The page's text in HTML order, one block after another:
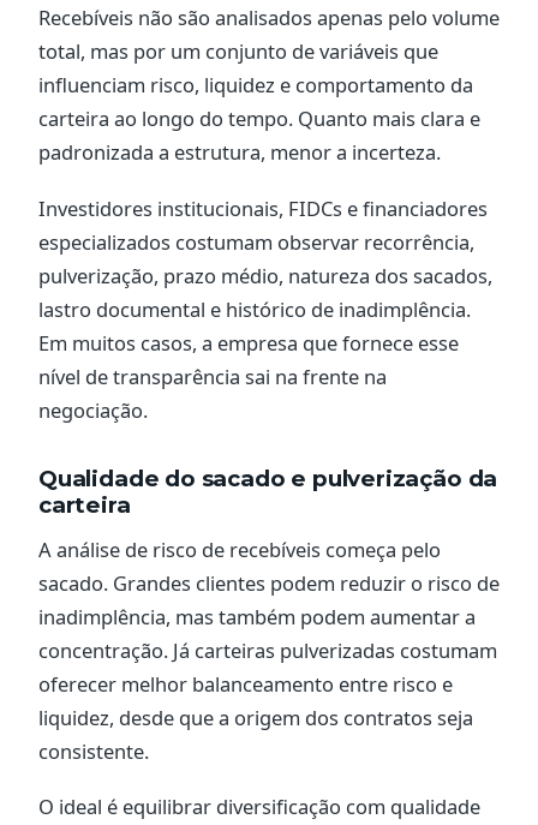
Recebíveis não são analisados apenas pelo volume
total, mas por um conjunto de variáveis que
influenciam risco, liquidez e comportamento da
carteira ao longo do tempo. Quanto mais clara e
padronizada a estrutura, menor a incerteza.
Investidores institucionais, FIDCs e financiadores
especializados costumam observar recorrência,
pulverização, prazo médio, natureza dos sacados,
lastro documental e histórico de inadimplência.
Em muitos casos, a empresa que fornece esse
nível de transparência sai na frente na
negociação.
Qualidade do sacado e pulverização da
carteira
A análise de risco de recebíveis começa pelo
sacado. Grandes clientes podem reduzir o risco de
inadimplência, mas também podem aumentar a
concentração. Já carteiras pulverizadas costumam
oferecer melhor balanceamento entre risco e
liquidez, desde que a origem dos contratos seja
consistente.
O ideal é equilibrar diversificação com qualidade